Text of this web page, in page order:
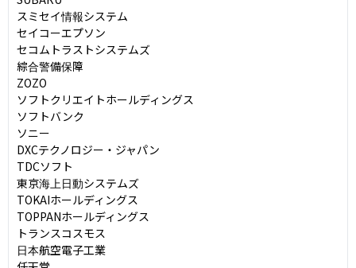
スミセイ情報システム
セイコーエプソン
セコムトラストシステムズ
綜合警備保障
ZOZO
ソフトクリエイトホールディングス
ソフトバンク
ソニー
DXCテクノロジー・ジャパン
TDCソフト
東京海上日動システムズ
TOKAIホールディングス
TOPPANホールディングス
トランスコスモス
日本航空電子工業